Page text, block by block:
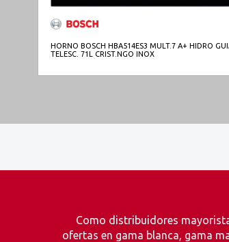
HORNO BOSCH HBA514ES3 MULT.7 A+ HIDRO
TELESC. 71L CRIST.NGO INOX
Como distribuidores
ofertas en gama blanca, gama